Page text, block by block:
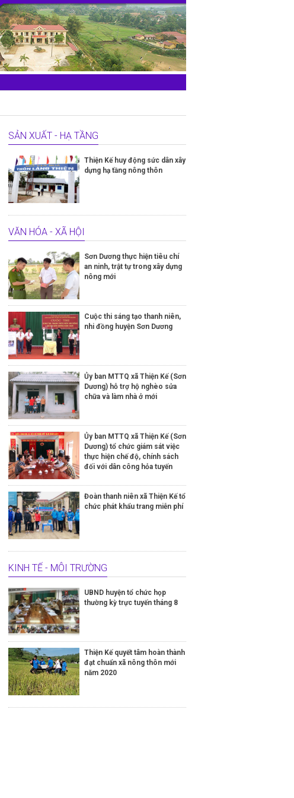
SẢN XUẤT - HẠ TẦNG
Thiện Kế huy động sức dân xây
dựng hạ tầng nông thôn
VĂN HÓA - XÃ HỘI
Sơn Dương thực hiện tiêu chí
an ninh, trật tự trong xây dựng
nông mới
Cuộc thi sáng tạo thanh niên,
nhi đồng huyện Sơn Dương
Ủy ban MTTQ xã Thiện Kế (Sơn
Dương) hỗ trợ hộ nghèo sửa
chữa và làm nhà ở mới
Ủy ban MTTQ xã Thiện Kế (Sơn
Dương) tổ chức giám sát việc
thực hiện chế độ, chính sách
đối với dân công hỏa tuyến
Đoàn thanh niên xã Thiện Kế tổ
chức phát khẩu trang miễn phí
KINH TẾ - MÔI TRƯỜNG
UBND huyện tổ chức họp
thường kỳ trực tuyến tháng 8
Thiện Kế quyết tâm hoàn thành
đạt chuẩn xã nông thôn mới
năm 2020